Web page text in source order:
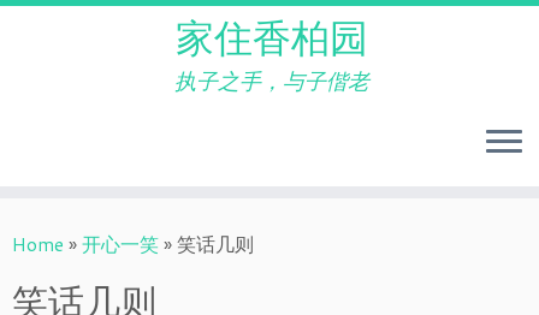
to
家住香柏园
执子之手，与子偕老
Home »开心一笑»笑话几则
笑话几则